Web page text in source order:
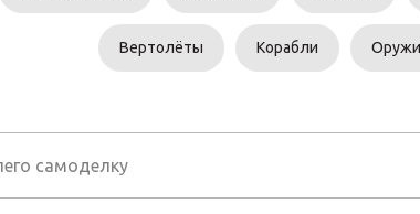
Вертолёты Корабли